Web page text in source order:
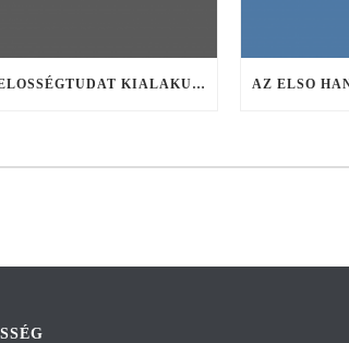
A FELELOSSÉGTUDAT KIALAKULÁSA GYEREKEKNÉL